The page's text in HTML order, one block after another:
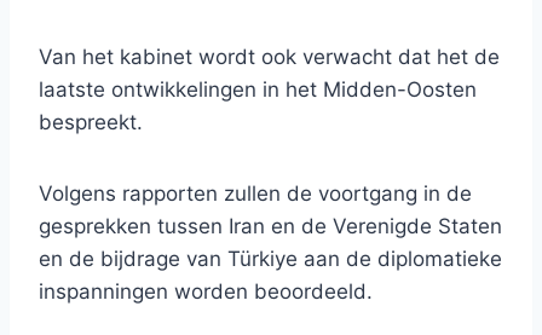
Van het kabinet wordt ook verwacht dat het de
laatste ontwikkelingen in het Midden-Oosten
bespreekt.
Volgens rapporten zullen de voortgang in de
gesprekken tussen Iran en de Verenigde Staten
en de bijdrage van Türkiye aan de diplomatieke
inspanningen worden beoordeeld.